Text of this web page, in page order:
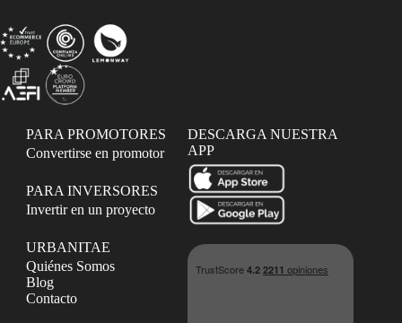
PARA PROMOTORES
Convertirse en promotor
PARA INVERSORES
Invertir en un proyecto
URBANITAE
Quiénes Somos
Blog
Contacto
DESCARGA NUESTRA
APP